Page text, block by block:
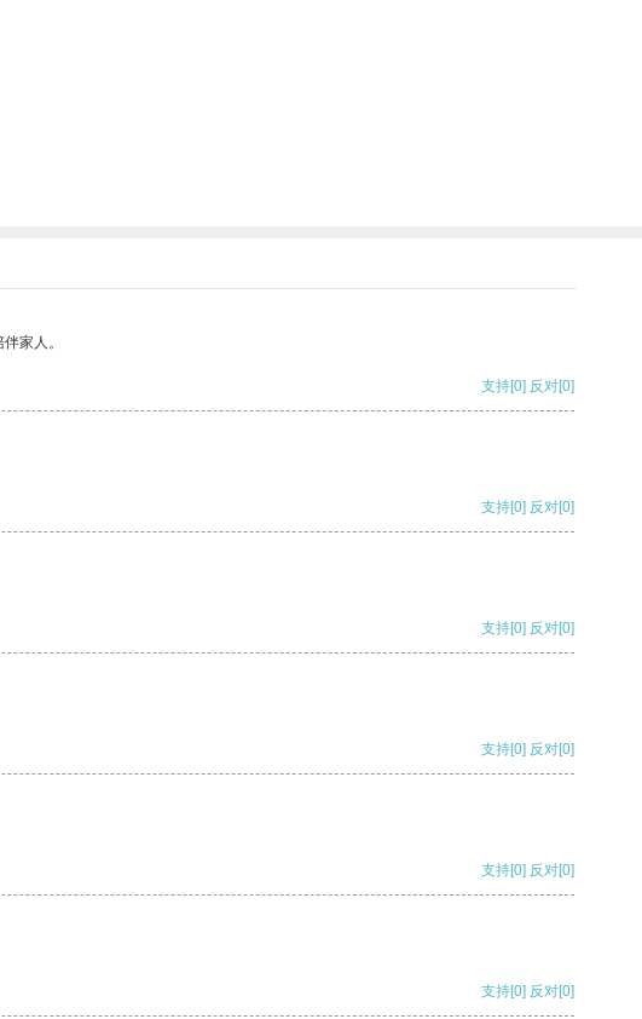
家人。
支持[0] 反对[0]
支持[0] 反对[0]
支持[0] 反对[0]
支持[0] 反对[0]
支持[0] 反对[0]
支持[0] 反对[0]